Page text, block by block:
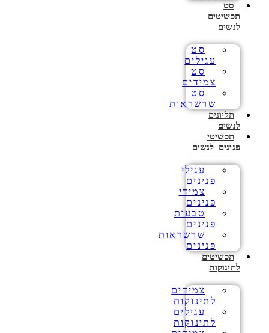
סט
תכשיטים
לנשים
סט
עגילים
סט
צמידים
סט
שרשראות
תליונים
לנשים
תכשיטי
פנינים לנשים
עגילי
פנינים
צמידי
פנינים
טבעות
פנינים
שרשראות
פנינים
תכשיטים
לתינוקות
צמידים
לתינוקות
עגילים
לתינוקות